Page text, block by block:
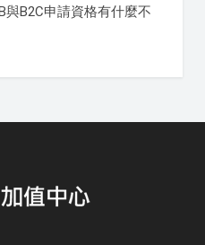
B2C申請資格有什麼不